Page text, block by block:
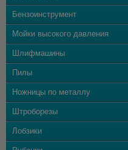
Бензоинструмент
Мойки высокого давления
Шлифмашины
Пилы
Ножницы по металлу
Штроборезы
Лобзики